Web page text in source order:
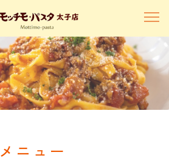
メニュー